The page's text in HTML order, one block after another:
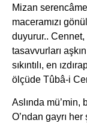
Mizan
maceramızı
duyurur.. Cennet,
tasavvurları
sıkıntılı, en
ölçüde Tûbâ-i
Aslında mü’min,
O’ndan gayrı